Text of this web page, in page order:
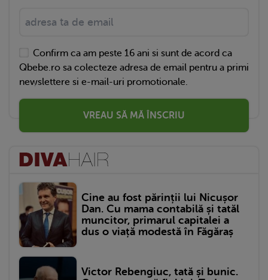
Confirm ca am peste 16 ani si sunt de acord ca
Qbebe.ro sa colecteze adresa de email pentru a primi
newslettere si e-mail-uri promotionale.
VREAU SĂ MĂ ÎNSCRIU
Cine au fost părinții lui Nicușor
Dan. Cu mama contabilă și tatăl
muncitor, primarul capitalei a
dus o viață modestă în Făgăraș
Victor Rebengiuc, tată și bunic.